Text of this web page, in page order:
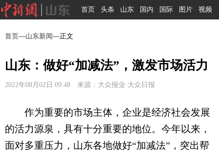
首页 头条 山东 国内 国际 图片 视频
首页—山东新闻—正文
山东：做好“加减法”，激发市场活力
2022年08月02日 09:48 来源：大众报业·大众日报
作为重要的市场主体，企业是经济社会发展
的活力源泉，具有十分重要的地位。今年以来，
面对多重压力，山东各地做好“加减法”，突出帮